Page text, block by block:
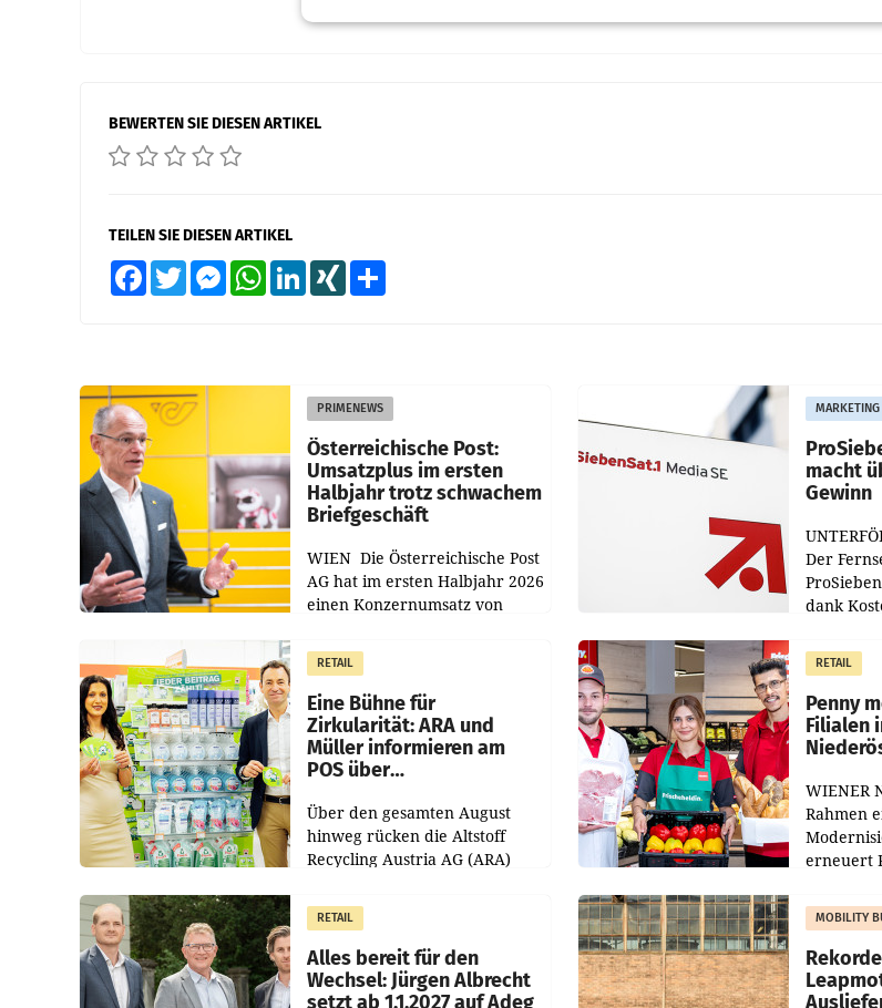
BEWERTEN SIE DIESEN ARTIKEL
TEILEN SIE DIESEN ARTIKEL
FacebookTwitter MessengerWhatsAppLinkedInXING
PRIMENEWS
Österreichische Post:
Umsatzplus im ersten
Halbjahr trotz schwachem
Briefgeschäft
WIEN Die Österreichische Post
AG hat im ersten Halbjahr 2026
einen Konzernumsatz von
erwirtschaftet, was einem Plus
von 3,8 Prozent gegenüber
dem Vergleichszeitraum
macht
Gewinn
Der
dank
gemacht
RETAIL
Eine Bühne für
Zirkularität: ARA und
Müller informieren am
POS über
Über den gesamten August
hinweg rücken die Altstoff
Recycling Austria AG (ARA)
Müller die Initiative „Kreislauf-
Helden“ in allen
österreichischen Müller-Filialen
RETAIL
Penny
Filialen
WIENER
Rahmen
erneuert
Die
Haag
RETAIL
Alles bereit für den
Wechsel: Jürgen Albrecht
setzt ab 1.1.2027 auf Adeg
MOBILITY